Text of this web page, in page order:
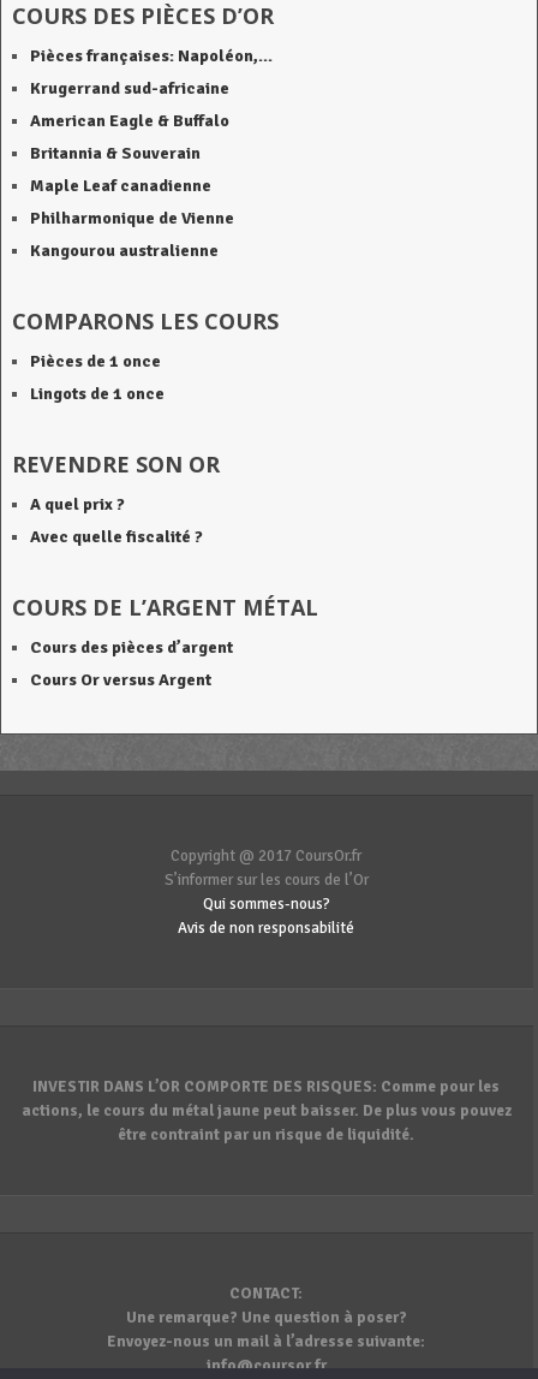
COURS DES PIÈCES D’OR
Pièces françaises: Napoléon,…
Krugerrand sud-africaine
American Eagle & Buffalo
Britannia & Souverain
Maple Leaf canadienne
Philharmonique de Vienne
Kangourou australienne
COMPARONS LES COURS
Pièces de 1 once
Lingots de 1 once
REVENDRE SON OR
A quel prix ?
Avec quelle fiscalité ?
COURS DE L’ARGENT MÉTAL
Cours des pièces d’argent
Cours Or versus Argent
Copyright @ 2017 CoursOr.fr
S’informer sur les cours de l’Or
Qui sommes-nous?
Avis de non responsabilité
INVESTIR DANS L’OR COMPORTE DES RISQUES: Comme pour les
actions, le cours du métal jaune peut baisser. De plus vous pouvez
être contraint par un risque de liquidité.
CONTACT:
Une remarque? Une question à poser?
Envoyez-nous un mail à l’adresse suivante:
info@coursor.fr